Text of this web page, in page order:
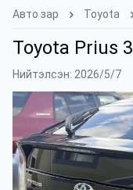
Авто зар Toyota
Toyota Prius
Нийтэлсэн: 2026/5/7